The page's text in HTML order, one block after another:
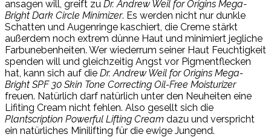
ansagen will, greift zu Dr. Andrew Weil for Origins Mega-
Bright Dark Circle Minimizer. Es werden nicht nur dunkle
Schatten und Augenringe kaschiert, die Creme stärkt
außerdem noch extrem dünne Haut und minimiert jegliche
Farbunebenheiten. Wer wiederrum seiner Haut Feuchtigkeit
spenden will und gleichzeitig Angst vor Pigmentflecken
hat, kann sich auf die Dr. Andrew Weil for Origins Mega-
Bright SPF 30 Skin Tone Correcting Oil-Free Moisturizer
freuen. Natürlich darf natürlich unter den Neuheiten eine
Lifiting Cream nicht fehlen. Also gesellt sich die
Plantscription Powerful Lifting Cream dazu und verspricht
ein natürliches Minilifting für die ewige Jungend.